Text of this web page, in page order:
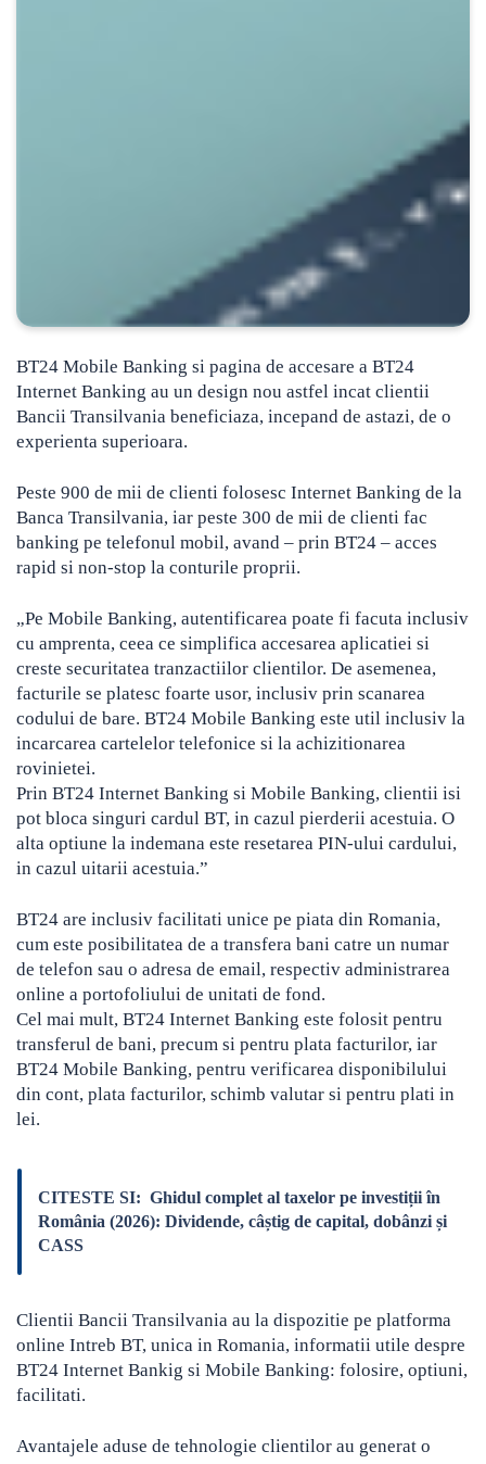
BT24 Mobile Banking si pagina de accesare a BT24
Internet Banking au un design nou astfel incat clientii
Bancii Transilvania beneficiaza, incepand de astazi, de o
experienta superioara.
Peste 900 de mii de clienti folosesc Internet Banking de la
Banca Transilvania, iar peste 300 de mii de clienti fac
banking pe telefonul mobil, avand – prin BT24 – acces
rapid si non-stop la conturile proprii.
„Pe Mobile Banking, autentificarea poate fi facuta inclusiv
cu amprenta, ceea ce simplifica accesarea aplicatiei si
creste securitatea tranzactiilor clientilor. De asemenea,
facturile se platesc foarte usor, inclusiv prin scanarea
codului de bare. BT24 Mobile Banking este util inclusiv la
incarcarea cartelelor telefonice si la achizitionarea
rovinietei.
Prin BT24 Internet Banking si Mobile Banking, clientii isi
pot bloca singuri cardul BT, in cazul pierderii acestuia. O
alta optiune la indemana este resetarea PIN-ului cardului,
in cazul uitarii acestuia.”
BT24 are inclusiv facilitati unice pe piata din Romania,
cum este posibilitatea de a transfera bani catre un numar
de telefon sau o adresa de email, respectiv administrarea
online a portofoliului de unitati de fond.
Cel mai mult, BT24 Internet Banking este folosit pentru
transferul de bani, precum si pentru plata facturilor, iar
BT24 Mobile Banking, pentru verificarea disponibilului
din cont, plata facturilor, schimb valutar si pentru plati in
lei.
CITESTE SI: Ghidul complet al taxelor pe investiții în
România (2026): Dividende, câștig de capital, dobânzi și
CASS
Clientii Bancii Transilvania au la dispozitie pe platforma
online Intreb BT, unica in Romania, informatii utile despre
BT24 Internet Bankig si Mobile Banking: folosire, optiuni,
facilitati.
Avantajele aduse de tehnologie clientilor au generat o